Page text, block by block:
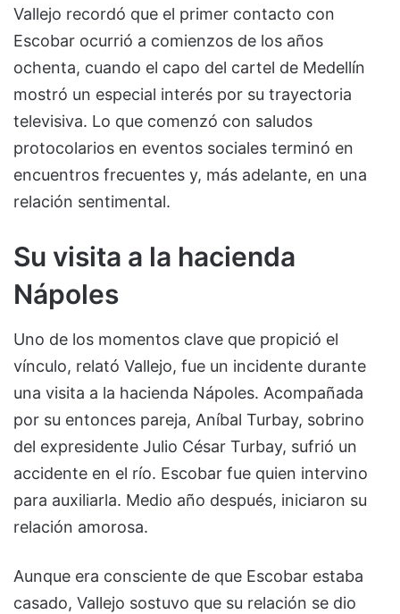
Vallejo recordó que el primer contacto con
Escobar ocurrió a comienzos de los años
ochenta, cuando el capo del cartel de Medellín
mostró un especial interés por su trayectoria
televisiva. Lo que comenzó con saludos
protocolarios en eventos sociales terminó en
encuentros frecuentes y, más adelante, en una
relación sentimental.
Su visita a la hacienda
Nápoles
Uno de los momentos clave que propició el
vínculo, relató Vallejo, fue un incidente durante
una visita a la hacienda Nápoles. Acompañada
por su entonces pareja, Aníbal Turbay, sobrino
del expresidente Julio César Turbay, sufrió un
accidente en el río. Escobar fue quien intervino
para auxiliarla. Medio año después, iniciaron su
relación amorosa.
Aunque era consciente de que Escobar estaba
casado, Vallejo sostuvo que su relación se dio